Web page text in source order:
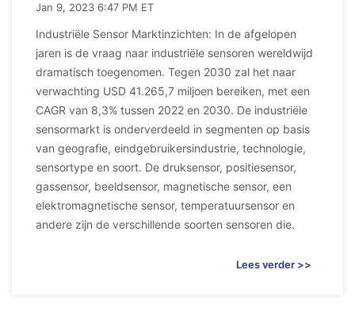
Jan 9, 2023 6:47 PM ET
Industriële Sensor Marktinzichten: In de afgelopen
jaren is de vraag naar industriële sensoren wereldwijd
dramatisch toegenomen. Tegen 2030 zal het naar
verwachting USD 41.265,7 miljoen bereiken, met een
CAGR van 8,3% tussen 2022 en 2030. De industriële
sensormarkt is onderverdeeld in segmenten op basis
van geografie, eindgebruikersindustrie, technologie,
sensortype en soort. De druksensor, positiesensor,
gassensor, beeldsensor, magnetische sensor, een
elektromagnetische sensor, temperatuursensor en
andere zijn de verschillende soorten sensoren die.
Lees verder >>